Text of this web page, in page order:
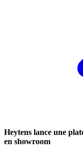
Heytens lance une
en showroom